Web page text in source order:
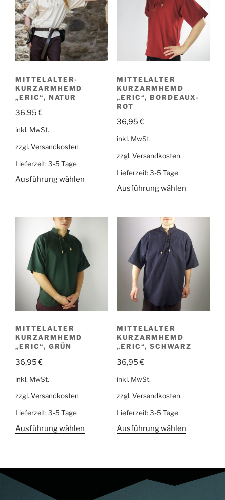
MITTELALTER-
KURZARMHEMD
„ERIC“, NATUR
36,95€
inkl. MwSt.
zzgl. Versandkosten
Lieferzeit: 3-5 Tage
Ausführung wählen
MITTELALTER
KURZARMHEMD
„ERIC“, BORDEAUX-
ROT
36,95€
inkl. MwSt.
zzgl. Versandkosten
Lieferzeit: 3-5 Tage
Ausführung wählen
MITTELALTER
KURZARMHEMD
„ERIC“, GRÜN
36,95€
inkl. MwSt.
zzgl. Versandkosten
Lieferzeit: 3-5 Tage
Ausführung wählen
MITTELALTER
KURZARMHEMD
„ERIC“, SCHWARZ
36,95€
inkl. MwSt.
zzgl. Versandkosten
Lieferzeit: 3-5 Tage
Ausführung wählen